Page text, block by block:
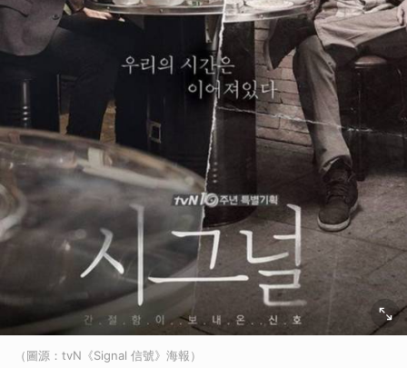
（圖源：tvN《Signal 信號》海報）